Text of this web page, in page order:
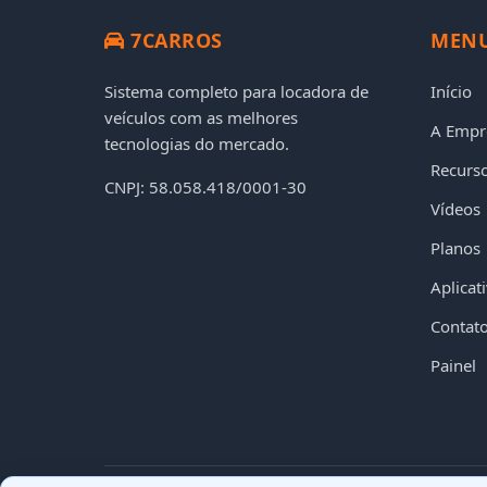
7CARROS
Sistema completo para locadora de
veículos com as melhores
tecnologias do mercado.
CNPJ: 58.058.418/0001-30
Início
A
Vídeos
Planos
Painel